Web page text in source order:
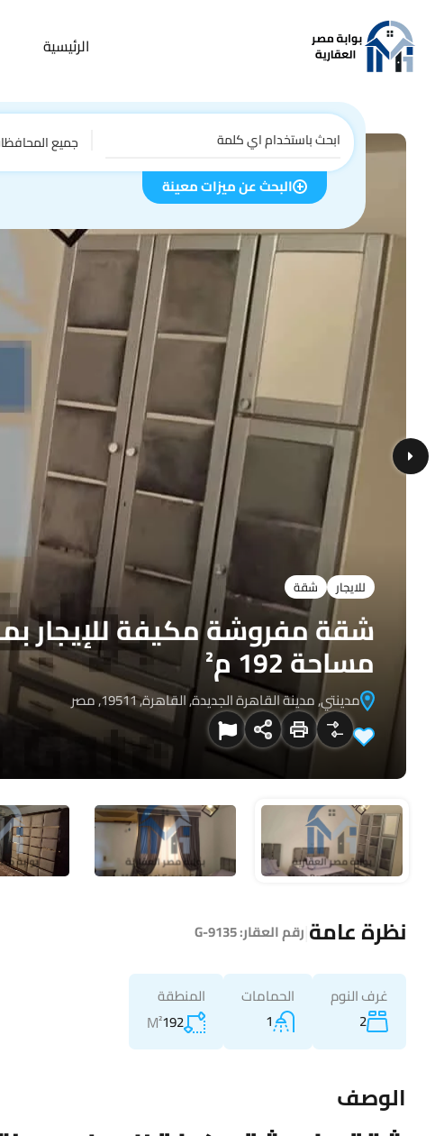
الرئيسية
جميع
البحث عن ميزات معينة
للايجار شقة
مساحة 192 م²
مدينتي, مدينة القاهرة الجديدة, القاهرة, 19511, مصر
نظرة عامة رقم العقار:G-9135
غرف النوم
2
الحمامات
1
المنطقة
192
M²
الوصف